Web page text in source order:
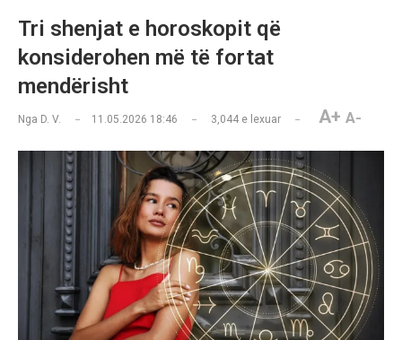
Tri shenjat e horoskopit që
konsiderohen më të fortat
mendërisht
Nga D. V. 11.05.2026 18:46 3,044 e lexuar A+ A-